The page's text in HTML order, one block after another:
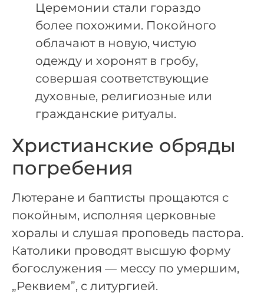
Церемонии стали гораздо
более похожими. Покойного
облачают в новую, чистую
одежду и хоронят в гробу,
совершая соответствующие
духовные, религиозные или
гражданские ритуалы.
Христианские обряды
погребения
Лютеране и баптисты прощаются с
покойным, исполняя церковные
хоралы и слушая проповедь пастора.
Католики проводят высшую форму
богослужения — мессу по умершим,
„Реквием”, с литургией.